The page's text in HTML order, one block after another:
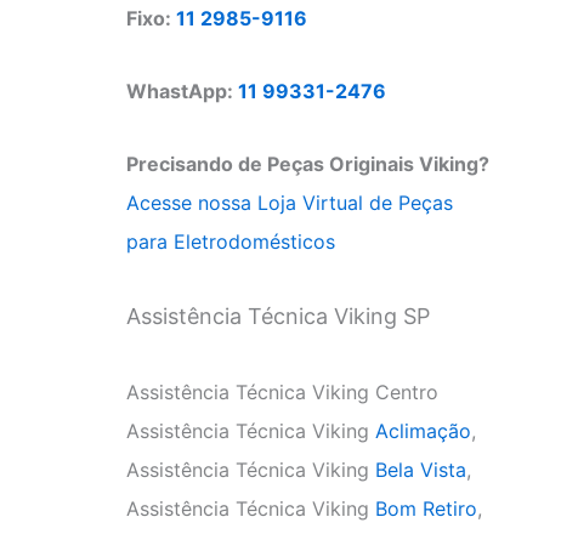
Fixo: 11 2985-9116
WhastApp: 11 99331-2476
Precisando de Peças Originais Viking?
Acesse nossa Loja Virtual de Peças
para Eletrodomésticos
Assistência Técnica Viking SP
Assistência Técnica Viking Centro
Assistência Técnica Viking Aclimação,
Assistência Técnica Viking Bela Vista,
Assistência Técnica Viking Bom Retiro,